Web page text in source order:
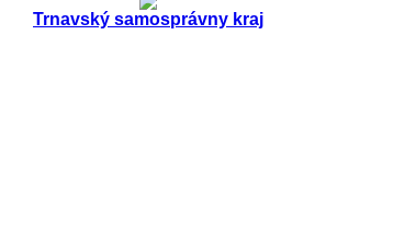
Trnavský samosprávny kraj